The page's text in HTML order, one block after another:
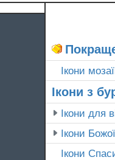
Ікони
Ікони з
Ікони для
Ікони
Ікони